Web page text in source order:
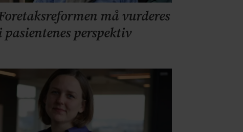
må vurderes
pasientenes perspektiv